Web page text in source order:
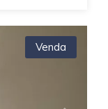
Venda